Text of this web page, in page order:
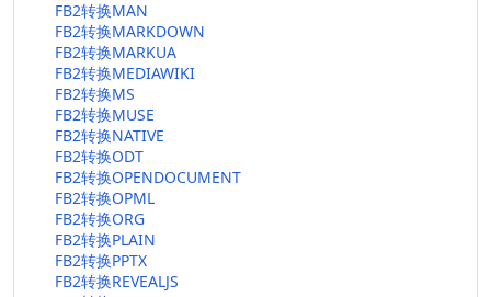
FB2转换MAN
FB2转换MARKDOWN
FB2转换MARKUA
FB2转换MEDIAWIKI
FB2转换MS
FB2转换MUSE
FB2转换NATIVE
FB2转换ODT
FB2转换OPENDOCUMENT
FB2转换OPML
FB2转换ORG
FB2转换PLAIN
FB2转换PPTX
FB2转换REVEALJS